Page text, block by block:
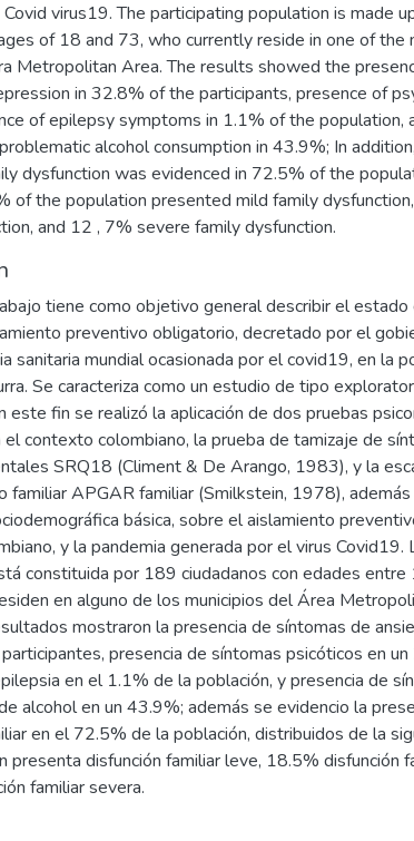
virus19. The participating population is made
of 18 and 73, who currently reside in one of the
Metropolitan Area. The results showed the
in 32.8% of the participants, presence of
of epilepsy symptoms in 1.1% of the population,
alcohol consumption in 43.9%; In
dysfunction was evidenced in 72.5% of the
of the population presented mild family
and 12 , 7% severe family dysfunction.
tiene como objetivo general describir el estado
preventivo obligatorio, decretado por el
sanitaria mundial ocasionada por el covid19, en la
Se caracteriza como un estudio de tipo
este fin se realizó la aplicación de dos pruebas
el contexto colombiano, la prueba de tamizaje de
SRQ18 (Climent & De Arango, 1983), y la
familiar APGAR familiar (Smilkstein, 1978),
básica, sobre el aislamiento
y la pandemia generada por el virus Covid19.
constituida por 189 ciudadanos con edades entre
en alguno de los municipios del Área
mostraron la presencia de síntomas de
presencia de síntomas psicóticos en
en el 1.1% de la población, y presencia de
alcohol en un 43.9%; además se evidencio la
en el 72.5% de la población, distribuidos de la
presenta disfunción familiar leve, 18.5% disfunción
familiar severa.